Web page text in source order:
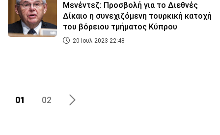
Μενέντεζ: Προσβολή για το Διεθνές
Δίκαιο η συνεχιζόμενη τουρκική κατοχή
του βόρειου τμήματος Κύπρου
20 Ιουλ 2023 22:48
01 02